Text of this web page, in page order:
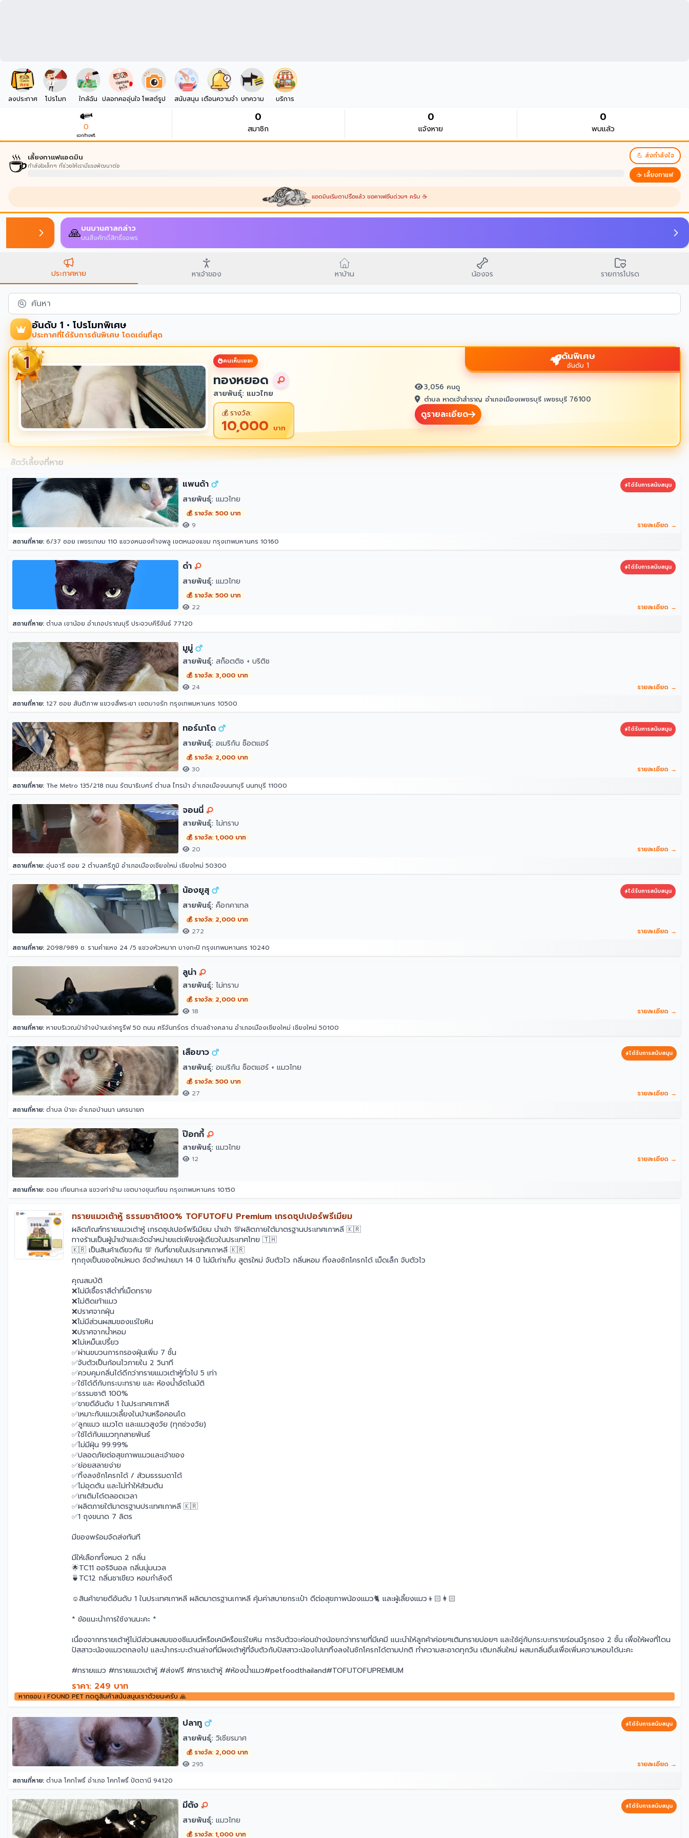
ลงประกาศ โปรโมท ใกล้ฉัน ปลอกคออุ่นใจ โพสต์รูป สนับสนุน เตือนความจำ บทความ บริการ
0
แจกก้างฟรี
0
สมาชิก
0
แจ้งหาย
0
พบแล้ว
☕เลี้ยงกาแฟแอดมิน
กำลังใจเล็กๆ ที่ช่วยให้เรามีแรงพัฒนาต่อ
💪 ส่งกำลังใจ
☕ เลี้ยงกาแฟ
แอดมินเริ่มตาปรือแล้ว ขอคาเฟอีนด่วนๆ ครับ ☕
จเป็นสัตว์ตัวเดียวกัน
ประกาศหาย หาเจ้าของ หาบ้าน น้องจร รายการโปรด
ค้นหา
อันดับ 1 • โปรโมทพิเศษ
ประกาศที่ได้รับการดันพิเศษ โดดเด่นที่สุด
คนเห็นเยอะ
ทองหยอด
สายพันธุ์: แมวไทย
💰 รางวัล:
10,000 บาท
ดันพิเศษ
อันดับ 1
3,056 คนดู
ตำบล หาดเจ้าสำราญ อำเภอเมืองเพชรบุรี เพชรบุรี 76100
ดูรายละเอียด
สัตว์เลี้ยงที่หาย
แพนด้า
ได้รับการสนับสนุน
สายพันธุ์: แมวไทย
💰 รางวัล: 500 บาท
9
รายละเอียด →
สถานที่หาย: 6/37 ซอย เพชรเกษม 110 แขวงหนองค้างพลู เขตหนองแขม กรุงเทพมหานคร 10160
ดำ ได้รับการสนับสนุน
สายพันธุ์: แมวไทย
💰 รางวัล: 500 บาท
22
รายละเอียด →
สถานที่หาย: ตำบล เขาน้อย อำเภอปราณบุรี ประจวบคีรีขันธ์ 77120
มูมู่
สายพันธุ์: สก็อตติช + บริติช
💰 รางวัล: 3,000 บาท
24
รายละเอียด →
สถานที่หาย: 127 ซอย สันติภาพ แขวงสี่พระยา เขตบางรัก กรุงเทพมหานคร 10500
ทอร์นาโด ได้รับการสนับสนุน
สายพันธุ์: อเมริกัน ช็อตแฮร์
💰 รางวัล: 2,000 บาท
30
รายละเอียด →
สถานที่หาย: The Metro 135/218 ถนน รัตนาธิเบศร์ ตำบล ไทรม้า อำเภอเมืองนนทบุรี นนทบุรี 11000
จอนนี่
สายพันธุ์: ไม่ทราบ
💰 รางวัล: 1,000 บาท
20
รายละเอียด →
สถานที่หาย: อุ่นอารี ซอย 2 ตำบลศรีภูมิ อำเภอเมืองเชียงใหม่ เชียงใหม่ 50300
น้องยูสุ ได้รับการสนับสนุน
สายพันธุ์: ค็อกคาเทล
💰 รางวัล: 2,000 บาท
272
รายละเอียด →
สถานที่หาย: 2098/989 ซ. รามคำแหง 24 /5 แขวงหัวหมาก บางกะปิ กรุงเทพมหานคร 10240
ลูน่า
สายพันธุ์: ไม่ทราบ
💰 รางวัล: 2,000 บาท
18
รายละเอียด →
สถานที่หาย: หายบริเวณป่าข้างบ้านเช่าครูรีฟ 50 ถนน ศรีจันทร์ดร ตำบลช้างคลาน อำเภอเมืองเชียงใหม่ เชียงใหม่ 50100
เสือขาว ได้รับการสนับสนุน
สายพันธุ์: อเมริกัน ช็อตแฮร์ + แมวไทย
💰 รางวัล: 500 บาท
27
รายละเอียด →
สถานที่หาย: ตำบล ป่าขะ อำเภอบ้านนา นครนายก
ป๊อกกี้
สายพันธุ์: แมวไทย
12 รายละเอียด →
สถานที่หาย: ซอย เทียนทะเล แขวงท่าข้าม เขตบางขุนเทียน กรุงเทพมหานคร 10150
ทรายแมวเต้าหู้ ธรรมชาติ100% TOFUTOFU Premium เกรดซุปเปอร์พรีเมียม
ผลิตภัณฑ์ทรายแมวเต้าหู้ เกรดซุปเปอร์พรีเมียม นำเข้า 💯ผลิตภายใต้มาตรฐานประเทศเกาหลี 🇰🇷
ทางร้านเป็นผู้นำเข้าและจัดจำหน่ายแต่เพียงผู้เดียวในประเทศไทย 🇹🇭
🇰🇷 เป็นสินค้าเดียวกัน 💯 กับที่ขายในประเทศเกาหลี 🇰🇷
ทุกถุงเป็นของใหม่หมด จัดจำหน่ายมา 14 ปี ไม่มีเก่าเก็บ สูตรใหม่ จับตัวไว กลิ่นหอม ทิ้งลงชักโครกได้ เม็ดเล็ก จับตัวไว
คุณสมบัติ
❌ไม่มีเชื้อราสีดำที่เม็ดทราย
❌ไม่ติดเท้าแมว
❌ปราศจากฝุ่น
❌ไม่มีส่วนผสมของแร่ใยหิน
❌ปราศจากน้ำหอม
❌ไม่เหม็นเปรี้ยว
✅ผ่านขบวนการกรองฝุ่นเพิ่ม 7 ชั้น
✅จับตัวเป็นก้อนไวภายใน 2 วินาที
✅ควบคุมกลิ่นได้ดีกว่าทรายแมวเต้าหู้ทั่วไป 5 เท่า
✅ใช้ได้ดีกับกระบะทราย และ ห้องน้ำอัตโนมัติ
✅ธรรมชาติ 100%
✅ขายดีอันดับ 1 ในประเทศเกาหลี
✅เหมาะกับแมวเลี้ยงในบ้านหรือคอนโด
✅ลูกแมว แมวโต และแมวสูงวัย (ทุกช่วงวัย)
✅ใช้ได้กับแมวทุกสายพันธ์
✅ไม่มีฝุ่น 99.99%
✅ปลอดภัยต่อสุขภาพแมวและเจ้าของ
✅ย่อยสลายง่าย
✅ทิ้งลงชักโครกได้ / ส้วมธรรมดาได้
✅ไม่อุดตัน และไม่ทำให้ส้วมตัน
✅เทเติมได้ตลอดเวลา
✅ผลิตภายใต้มาตรฐานประเทศเกาหลี 🇰🇷
✅1 ถุงขนาด 7 ลิตร
มีของพร้อมจัดส่งทันที
มีให้เลือกทั้งหมด 2 กลิ่น
🌟TC11 ออริจินอล กลิ่นนุ่มนวล
🍵TC12 กลิ่นชาเขียว หอมกำลังดี
☺️สินค้าขายดีอันดับ 1 ในประเทศเกาหลี ผลิตมาตรฐานเกาหลี คุ้มค่าสบายกระเป๋า ดีต่อสุขภาพน้องแมว🐈 และผู้เลี้ยงแมว👦🏻👩🏻
* ข้อแนะนำการใช้งานนะคะ *
เนื่องจากทรายเต้าหู้ไม่มีส่วนผสมของซีเมนต์หรือเคมีหรือแร่ใยหิน การจับตัวจะค่อนข้างน้อยกว่าทรายที่มีเคมี แนะนำให้ลูกค้าค่อยๆเติมทรายบ่อยๆ และใช้คู่กับกระบะทรายร่อนมีรูกรอง 2 ชั้น เพื่อให้ผงที่โดน
ปัสสาวะน้องแมวตกลงไป และนำกระบะด้านล่างที่มีผงเต้าหู้ที่จับตัวกับปัสสาวะน้องไปเททิ้งลงในชักโครกได้ตามปกติ ทำความสะอาดทุกวัน เติมกลิ่นใหม่ ผสมกลิ่นอื่นเพื่อเพิ่มความหอมได้นะคะ
#ทรายแมว #ทรายแมวเต้าหู้ #ส่งฟรี #ทรายเต้าหู้ #ห้องน้ำแมว#petfoodthailand#TOFUTOFUPREMIUM
ราคา: 249 บาท
หากชอบ i FOUND PET กดดูสินค้าสนับสนุนเราด้วยนะครับ 🙏
ปลาทู ได้รับการสนับสนุน
สายพันธุ์: วิเชียรมาศ
💰 รางวัล: 2,000 บาท
295
รายละเอียด →
สถานที่หาย: ตำบล โคกโพธิ์ อำเภอ โคกโพธิ์ ปัตตานี 94120
มีตัง ได้รับการสนับสนุน
สายพันธุ์: แมวไทย
💰 รางวัล: 1,000 บาท